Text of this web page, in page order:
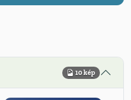
10 kép